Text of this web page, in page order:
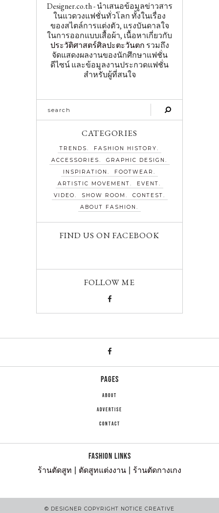
Designer.co.th - นำเสนอข้อมูลข่าวสาร
ในแวดวงแฟชั่นทั่วโลก ทั้งในเรื่อง
ของสไตล์การแต่งตัว, แรงบันดาลใจ
ในการออกแบบเสื้อผ้า, เนื้อหาเกี่ยวกับ
ประวัติศาสตร์ศิลปะตะวันตก รวมถึง
จัดแสดงผลงานของนักศึกษาแฟชั่น
ดีไซน์ และข้อมูลงานประกวดแฟชั่น
สำหรับผู้ที่สนใจ
CATEGORIES
TRENDS
FASHION HISTORY
ACCESSORIES
GRAPHIC DESIGN
INSPIRATION
FOOTWEAR
ARTISTIC MOVEMENT
EVENT
VIDEO
SHOW ROOM
CONTEST
ABOUT FASHION
FIND US ON FACEBOOK
FOLLOW ME
PAGES
ABOUT
ADVERTISE
CONTACT
FASHION LINKS
ร้านตัดสูท ตัดสูทแต่งงาน ร้านตัดกางเกง
© DESIGNER COPYRIGHT NOTICE CREATIVE